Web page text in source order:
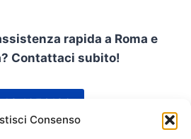
Consenso
rapida a Roma e
Contattaci subito!
1056120